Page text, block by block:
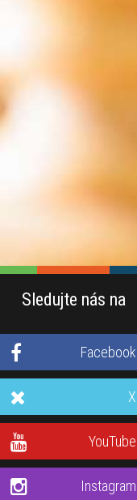
Sledujte nás na
Facebook
X
YouTube
Instagram